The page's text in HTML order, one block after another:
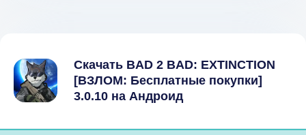
Скачать BAD 2 BAD: EXTINCTION
[ВЗЛОМ: Бесплатные покупки]
3.0.10 на Андроид